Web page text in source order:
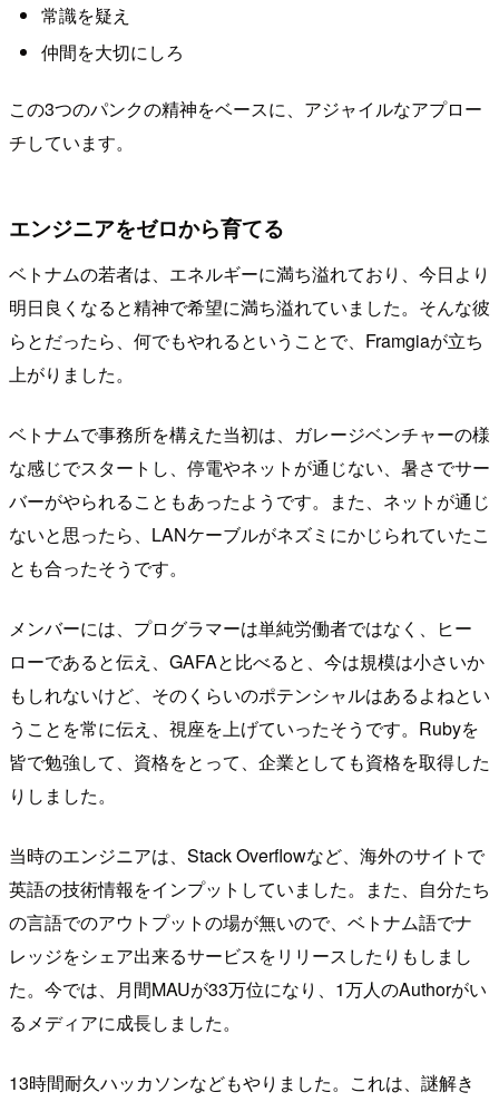
常識を疑え
仲間を大切にしろ
この3つのパンクの精神をベースに、アジャイルなアプロー
チしています。
エンジニアをゼロから育てる
ベトナムの若者は、エネルギーに満ち溢れており、今日より
明日良くなると精神で希望に満ち溢れていました。そんな彼
らとだったら、何でもやれるということで、Framgiaが立ち
上がりました。
ベトナムで事務所を構えた当初は、ガレージベンチャーの様
な感じでスタートし、停電やネットが通じない、暑さでサー
バーがやられることもあったようです。また、ネットが通じ
ないと思ったら、LANケーブルがネズミにかじられていたこ
とも合ったそうです。
メンバーには、プログラマーは単純労働者ではなく、ヒー
ローであると伝え、GAFAと比べると、今は規模は小さいか
もしれないけど、そのくらいのポテンシャルはあるよねとい
うことを常に伝え、視座を上げていったそうです。Rubyを
皆で勉強して、資格をとって、企業としても資格を取得した
りしました。
当時のエンジニアは、Stack Overflowなど、海外のサイトで
英語の技術情報をインプットしていました。また、自分たち
の言語でのアウトプットの場が無いので、ベトナム語でナ
レッジをシェア出来るサービスをリリースしたりもしまし
た。今では、月間MAUが33万位になり、1万人のAuthorがい
るメディアに成長しました。
13時間耐久ハッカソンなどもやりました。これは、謎解き